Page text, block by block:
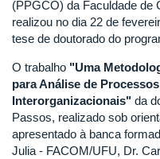
(PPGCO) da Faculdade de
realizou no dia 22 de
tese de doutorado do
O trabalho "Uma
para Análise de
Interorganizacionais" da
Passos, realizado sob
apresentado à banca
Julia - FACOM/UFU, Dr.